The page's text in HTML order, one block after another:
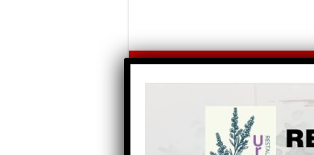
“Viagem Mágica ao Mundo